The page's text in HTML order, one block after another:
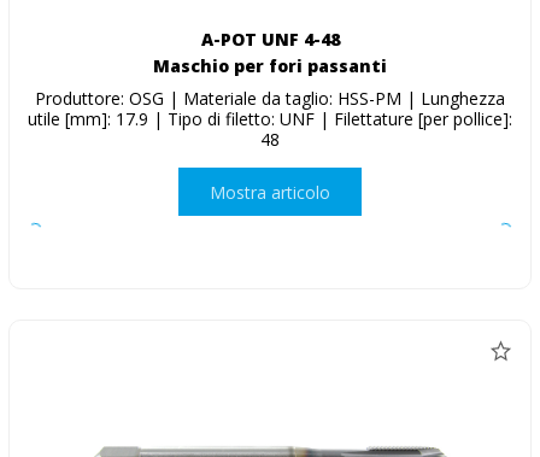
A-POT UNF 4-48
Maschio per fori passanti
Produttore: OSG | Materiale da taglio: HSS-PM | Lunghezza
utile [mm]: 17.9 | Tipo di filetto: UNF | Filettature [per pollice]:
48
Mostra articolo